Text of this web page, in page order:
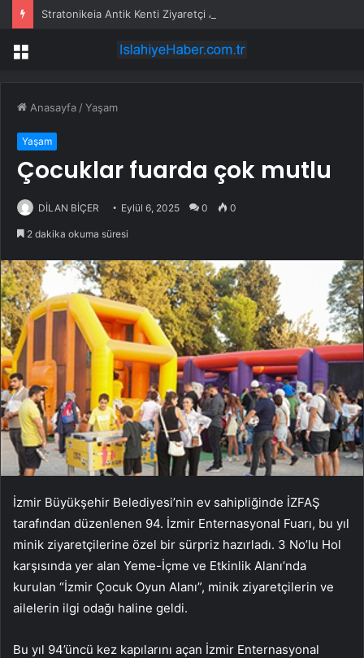
Stratonikeia Antik Kenti Ziyaretçi Akınına Uğradı
Menü
Anasayfa /Yaşam
Yaşam
Çocuklar fuarda çok mutlu
DİLAN BİÇER Eylül 6, 2025 0 0
2 dakika okuma süresi
İzmir Büyükşehir Belediyesi’nin ev sahipliğinde İZFAŞ
tarafından düzenlenen 94. İzmir Enternasyonal Fuarı, bu yıl
minik ziyaretçilerine özel bir sürpriz hazırladı. 3 No’lu Hol
karşısında yer alan Yeme-İçme ve Etkinlik Alanı’nda
kurulan “İzmir Çocuk Oyun Alanı”, minik ziyaretçilerin ve
ailelerin ilgi odağı haline geldi.
Bu yıl 94’üncü kez kapılarını açan İzmir Enternasyonal